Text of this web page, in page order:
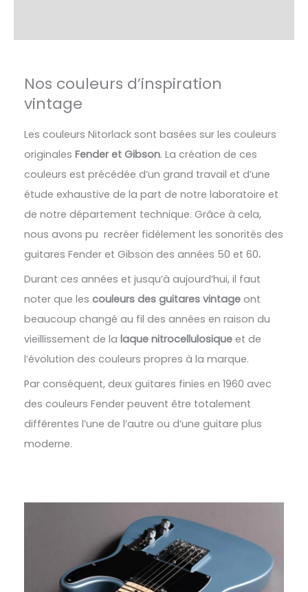
Nos couleurs d’inspiration
vintage
Les couleurs Nitorlack sont basées sur les couleurs
originales Fender et Gibson. La création de ces
couleurs est précédée d’un grand travail et d’une
étude exhaustive de la part de notre laboratoire et
de notre département technique. Grâce à cela,
nous avons pu recréer fidèlement les sonorités des
guitares Fender et Gibson des années 50 et 60.
Durant ces années et jusqu’à aujourd’hui, il faut
noter que les couleurs des guitares vintage ont
beaucoup changé au fil des années en raison du
vieillissement de la laque nitrocellulosique et de
l’évolution des couleurs propres à la marque.
Par conséquent, deux guitares finies en 1960 avec
des couleurs Fender peuvent être totalement
différentes l’une de l’autre ou d’une guitare plus
moderne.